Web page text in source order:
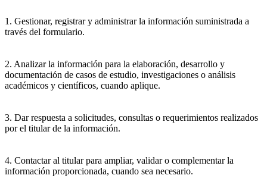
1. Gestionar, registrar y administrar la información suministrada a
través del formulario.
2. Analizar la información para la elaboración, desarrollo y
documentación de casos de estudio, investigaciones o análisis
académicos y científicos, cuando aplique.
3. Dar respuesta a solicitudes, consultas o requerimientos realizados
por el titular de la información.
4. Contactar al titular para ampliar, validar o complementar la
información proporcionada, cuando sea necesario.